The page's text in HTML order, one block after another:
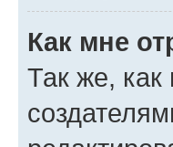
Как мне
Так же, как